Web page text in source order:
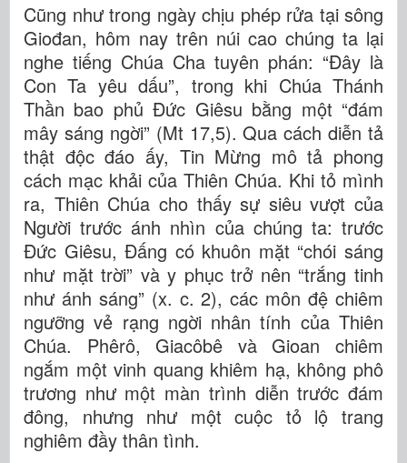
Cũng như trong ngày chịu phép rửa tại sông
Giođan, hôm nay trên núi cao chúng ta lại
nghe tiếng Chúa Cha tuyên phán: “Đây là
Con Ta yêu dấu”, trong khi Chúa Thánh
Thần bao phủ Đức Giêsu bằng một “đám
mây sáng ngời” (Mt 17,5). Qua cách diễn tả
thật độc đáo ấy, Tin Mừng mô tả phong
cách mạc khải của Thiên Chúa. Khi tỏ mình
ra, Thiên Chúa cho thấy sự siêu vượt của
Người trước ánh nhìn của chúng ta: trước
Đức Giêsu, Đấng có khuôn mặt “chói sáng
như mặt trời” và y phục trở nên “trắng tinh
như ánh sáng” (x. c. 2), các môn đệ chiêm
ngưỡng vẻ rạng ngời nhân tính của Thiên
Chúa. Phêrô, Giacôbê và Gioan chiêm
ngắm một vinh quang khiêm hạ, không phô
trương như một màn trình diễn trước đám
đông, nhưng như một cuộc tỏ lộ trang
nghiêm đầy thân tình.